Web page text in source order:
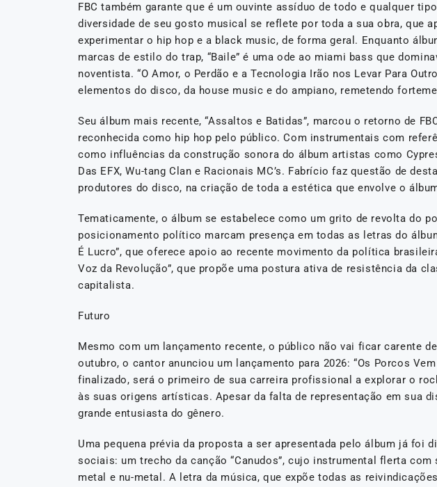
FBC também garante que é um ouvinte assíduo de todo e qualquer
diversidade de seu gosto musical se reflete por toda a sua obra, que
experimentar o hip hop e a black music, de forma geral. Enquanto
marcas de estilo do trap, “Baile” é uma ode ao miami bass que
noventista. “O Amor, o Perdão e a Tecnologia Irão nos Levar Para
elementos do disco, da house music e do ampiano, remetendo
Seu álbum mais recente, “Assaltos e Batidas”, marcou o retorno de
reconhecida como hip hop pelo público. Com instrumentais com
como influências da construção sonora do álbum artistas como
Das EFX, Wu-tang Clan e Racionais MC’s. Fabrício faz questão de
produtores do disco, na criação de toda a estética que envolve o
Tematicamente, o álbum se estabelece como um grito de revolta do
posicionamento político marcam presença em todas as letras do
É Lucro”, que oferece apoio ao recente movimento da política
Voz da Revolução”, que propõe uma postura ativa de resistência da
capitalista.
Futuro
Mesmo com um lançamento recente, o público não vai ficar carente
outubro, o cantor anunciou um lançamento para 2026: “Os Porcos
finalizado, será o primeiro de sua carreira profissional a explorar o
às suas origens artísticas. Apesar da falta de representação em sua
grande entusiasta do gênero.
Uma pequena prévia da proposta a ser apresentada pelo álbum já foi
sociais: um trecho da canção “Canudos”, cujo instrumental flerta
metal e nu-metal. A letra da música, que expõe todas as